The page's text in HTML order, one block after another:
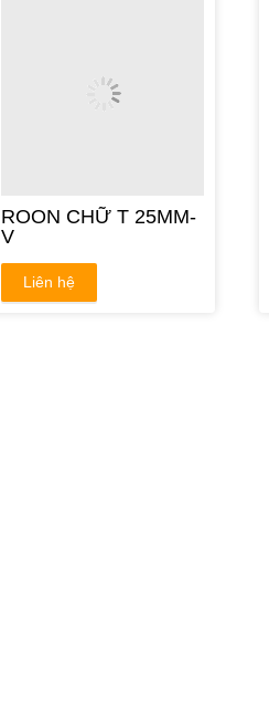
ROON CHỮ T 25MM-
V
Liên hệ